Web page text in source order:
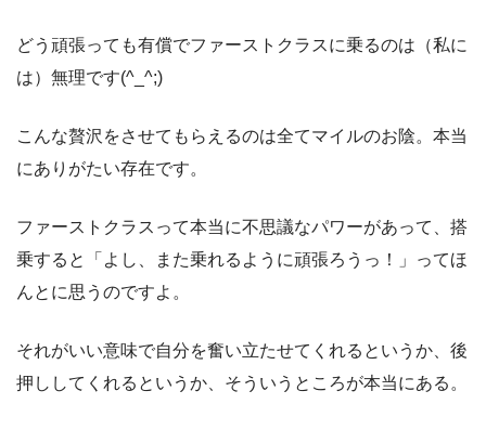
どう頑張っても有償でファーストクラスに乗るのは（私に
は）無理です(^_^;)
こんな贅沢をさせてもらえるのは全てマイルのお陰。本当
にありがたい存在です。
ファーストクラスって本当に不思議なパワーがあって、搭
乗すると「よし、また乗れるように頑張ろうっ！」ってほ
んとに思うのですよ。
それがいい意味で自分を奮い立たせてくれるというか、後
押ししてくれるというか、そういうところが本当にある。